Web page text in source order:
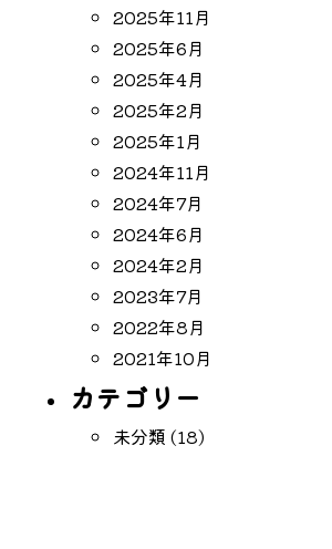
2025年11月
2025年6月
2025年4月
2025年2月
2025年1月
2024年11月
2024年7月
2024年6月
2024年2月
2023年7月
2022年8月
2021年10月
カテゴリー
未分類 (18)